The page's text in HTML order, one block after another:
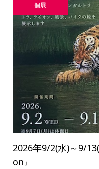
個展
2026年9/2(水)～9/
on』